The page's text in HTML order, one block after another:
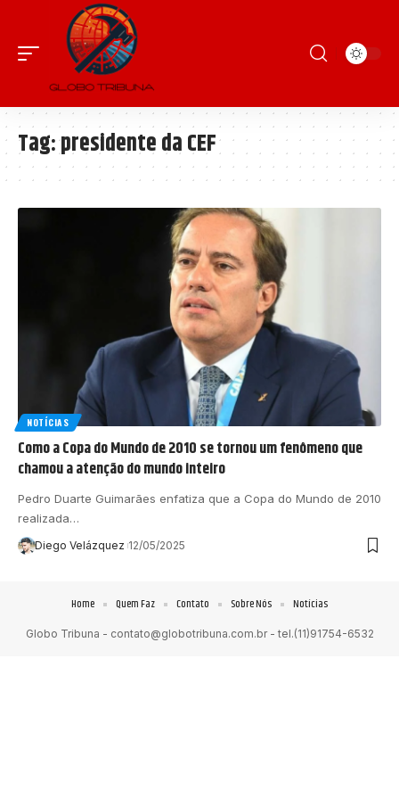
Tag:presidente da CEF
NOTÍCIAS
Como a Copa do Mundo de 2010 se tornou um fenômeno que
chamou a atenção do mundo inteiro
Pedro Duarte Guimarães enfatiza que a Copa do Mundo de 2010
realizada…
Diego Velázquez 12/05/2025
Globo Tribuna - contato@globotribuna.com.br- tel.(11)91754-6532
Home Quem Faz Contato Sobre Nós Notícias